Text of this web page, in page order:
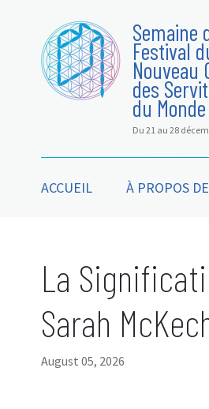
Semaine
Festival
Nouveau
des
du Monde
Du 21 au 28
ACCUEIL À PROPOS
La
Sarah
August 05, 2026